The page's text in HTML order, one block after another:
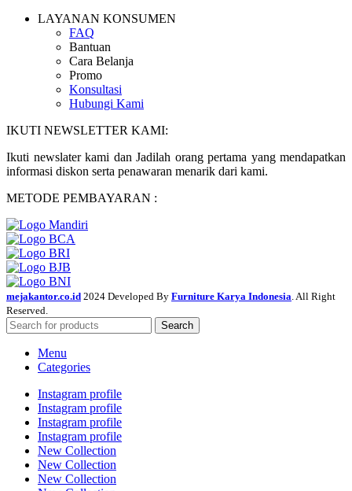
LAYANAN KONSUMEN
FAQ
Bantuan
Cara Belanja
Promo
Konsultasi
Hubungi Kami
IKUTI NEWSLETTER KAMI:
Ikuti newslater kami dan Jadilah orang pertama yang mendapatkan
informasi diskon serta penawaran menarik dari kami.
METODE PEMBAYARAN :
mejakantor.co.id 2024 Developed By Furniture Karya Indonesia. All Right
Reserved.
Search
Menu
Categories
Instagram profile
Instagram profile
Instagram profile
Instagram profile
New Collection
New Collection
New Collection